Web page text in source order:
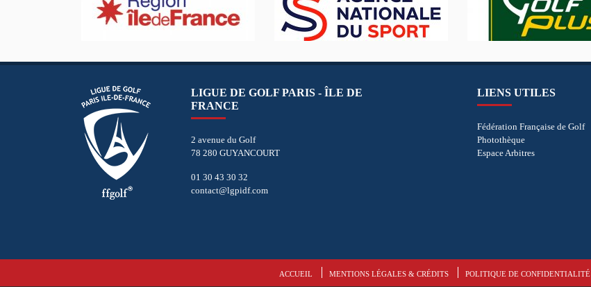
LIGUE DE GOLF PARIS - ÎLE DE
FRANCE
2 avenue du Golf
78 280 GUYANCOURT
01 30 43 30 32
contact@lgpidf.com
LIENS UTILES
Fédération Française de Golf
Photothèque
Espace Arbitres
ACCUEIL MENTIONS LÉGALES & CRÉDITS POLITIQUE DE CONFIDENTIALITÉ